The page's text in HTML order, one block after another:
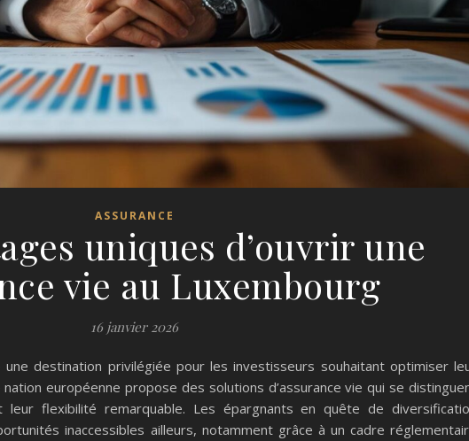
ASSURANCE
uniques d’ouvrir une
vie au Luxembourg
16 janvier 2026
une destination privilégiée pour les investisseurs souhaitant optimiser
européenne propose des solutions d’assurance vie qui se
flexibilité remarquable. Les épargnants en quête de
inaccessibles ailleurs, notamment grâce à un cadre